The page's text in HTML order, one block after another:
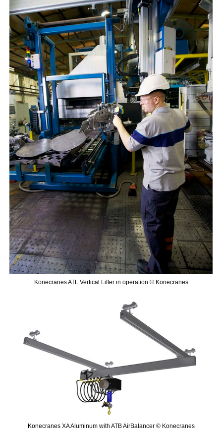
Konecranes ATL Vertical Lifter in operation © Konecranes
Konecranes XA Aluminum with ATB AirBalancer © Konecranes